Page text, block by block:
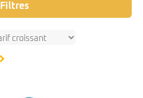
Filtres